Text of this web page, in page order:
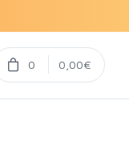
0 0,00€